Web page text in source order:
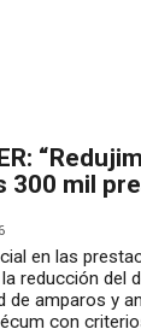
300 mil
en las
reducción del
de amparos y
con